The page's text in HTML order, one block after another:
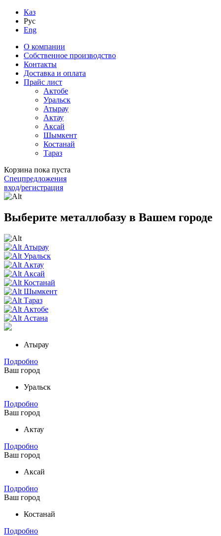
Каз
Рус
Eng
О компании
Собственное производство
Контакты
Доставка и оплата
Прайс лист
Актобе
Уральск
Атырау
Актау
Аксай
Шымкент
Костанай
Тараз
Корзина пока пуста
Спецпредложения
вход/регистрация
Выберите металлобазу в Вашем городе
Атырау
Уральск
Актау
Аксай
Костанай
Шымкент
Тараз
Актобе
Астана
Атырау
Подробно
Ваш город
Уральск
Подробно
Ваш город
Актау
Подробно
Ваш город
Аксай
Подробно
Ваш город
Костанай
Подробно